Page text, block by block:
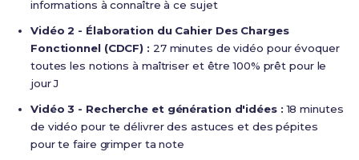
informations à connaître à ce sujet
Vidéo 2 - Élaboration du Cahier Des Charges
Fonctionnel (CDCF) : 27 minutes de vidéo pour évoquer
toutes les notions à maîtriser et être 100% prêt pour le
jour J
Vidéo 3 - Recherche et génération d'idées : 18 minutes
de vidéo pour te délivrer des astuces et des pépites
pour te faire grimper ta note